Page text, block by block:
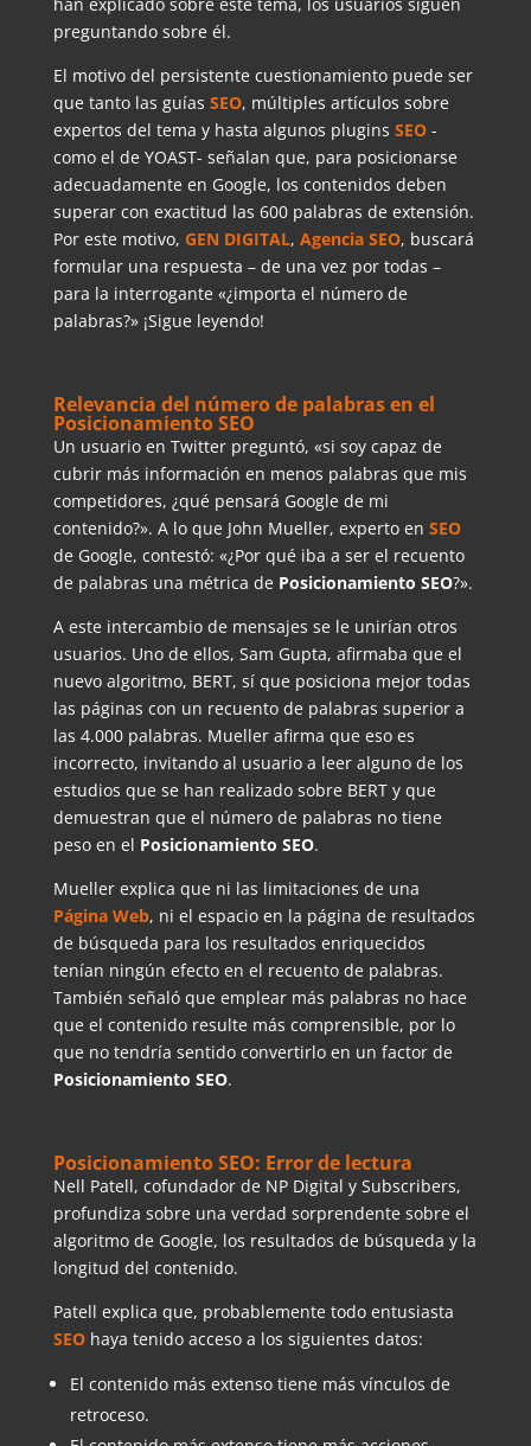
preguntando sobre él.
El motivo del persistente cuestionamiento puede ser
que tanto las guías SEO, múltiples artículos sobre
expertos del tema y hasta algunos plugins SEO-
como el de YOAST- señalan que, para posicionarse
adecuadamente en Google, los contenidos deben
superar con exactitud las 600 palabras de extensión.
Por este motivo, GEN DIGITAL, Agencia SEO, buscará
formular una respuesta – de una vez por todas –
para la interrogante «¿importa el número de
palabras?» ¡Sigue leyendo!
Relevancia del número de palabras en el
Posicionamiento SEO
Un usuario en Twitter preguntó, «si soy capaz de
cubrir más información en menos palabras que mis
competidores, ¿qué pensará Google de mi
contenido?». A lo que John Mueller, experto en SEO
de Google, contestó: «¿Por qué iba a ser el recuento
de palabras una métrica de Posicionamiento SEO?».
A este intercambio de mensajes se le unirían otros
usuarios. Uno de ellos, Sam Gupta, afirmaba que el
nuevo algoritmo, BERT, sí que posiciona mejor todas
las páginas con un recuento de palabras superior a
las 4.000 palabras. Mueller afirma que eso es
incorrecto, invitando al usuario a leer alguno de los
estudios que se han realizado sobre BERT y que
demuestran que el número de palabras no tiene
peso en el Posicionamiento SEO.
Mueller explica que ni las limitaciones de una
Página Web, ni el espacio en la página de resultados
de búsqueda para los resultados enriquecidos
tenían ningún efecto en el recuento de palabras.
También señaló que emplear más palabras no hace
que el contenido resulte más comprensible, por lo
que no tendría sentido convertirlo en un factor de
Posicionamiento SEO.
Posicionamiento SEO: Error de lectura
Nell Patell, cofundador de NP Digital y Subscribers,
profundiza sobre una verdad sorprendente sobre el
algoritmo de Google, los resultados de búsqueda y la
longitud del contenido.
Patell explica que, probablemente todo entusiasta
SEO haya tenido acceso a los siguientes datos:
El contenido más extenso tiene más vínculos de
retroceso.